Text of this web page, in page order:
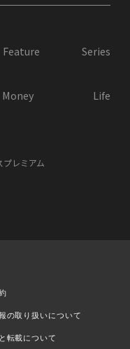
Feature Series
Money Life
プレミアム
の取り扱いについて
転載について